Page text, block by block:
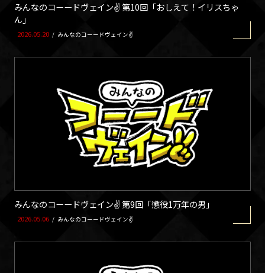
みんなのコーードヴェイン✌ 第10回「おしえて！イリスちゃ
ん」
2026.05.20 / みんなのコーードヴェイン✌
みんなのコーードヴェイン✌ 第9回「懲役1万年の男」
2026.05.06 / みんなのコーードヴェイン✌